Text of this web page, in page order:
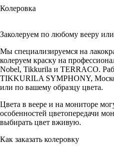
Колеровка
Заколеруем по любому вееру
Мы специализируемся на
колеруем краску на
Nobel, Tikkurila и TERRACO.
TIKKURILA SYMPHONY,
или по вашему образцу цвета.
Цвета в веере и на мониторе
особенностей цветопередачи
выбирать цвет вживую.
Как заказать колеровку